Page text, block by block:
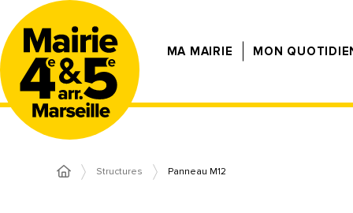
MA MAIRIE MON
Structures Panneau M12